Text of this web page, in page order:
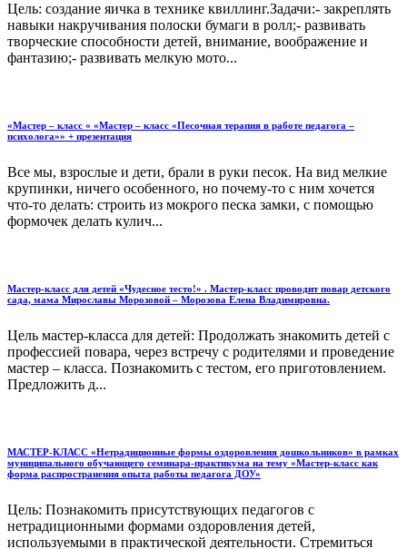
Цель: создание яичка в технике квиллинг.Задачи:- закреплять
навыки накручивания полоски бумаги в ролл;- развивать
творческие способности детей, внимание, воображение и
фантазию;- развивать мелкую мото...
«Мастер – класс « «Мастер – класс «Песочная терапия в работе педагога –
психолога»» + презентация
Все мы, взрослые и дети, брали в руки песок. На вид мелкие
крупинки, ничего особенного, но почему-то с ним хочется
что-то делать: строить из мокрого песка замки, с помощью
формочек делать кулич...
Мастер-класс для детей «Чудесное тесто!» . Мастер-класс проводит повар детского
сада, мама Мирославы Морозовой – Морозова Елена Владимировна.
Цель мастер-класса для детей: Продолжать знакомить детей с
профессией повара, через встречу с родителями и проведение
мастер – класса. Познакомить с тестом, его приготовлением.
Предложить д...
МАСТЕР-КЛАСС «Нетрадиционные формы оздоровления дошкольников» в рамках
муниципального обучающего семинара-практикума на тему «Мастер-класс как
форма распространения опыта работы педагога ДОУ»
Цель: Познакомить присутствующих педагогов с
нетрадиционными формами оздоровления детей,
используемыми в практической деятельности. Стремиться